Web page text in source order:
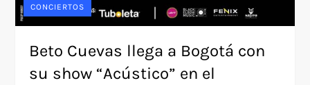
CONCIERTOS
Beto Cuevas llega a Bogotá con
su show “Acústico” en el